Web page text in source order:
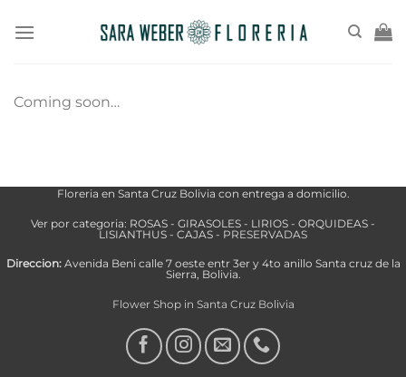
Coming soon…
Floreria en Santa Cruz Bolivia con entrega a domicilio.
Ver por categoria: ROSAS - GIRASOLES - LIRIOS - ORQUIDEAS -
LISIANTHUS - CAJAS - PRESERVADAS
Direccion:Avenida Beni calle 7 oeste entr 3er y 4to anillo Santa cruz de la
Sierra, Bolivia.
Flower Shop in Santa Cruz Bolivia